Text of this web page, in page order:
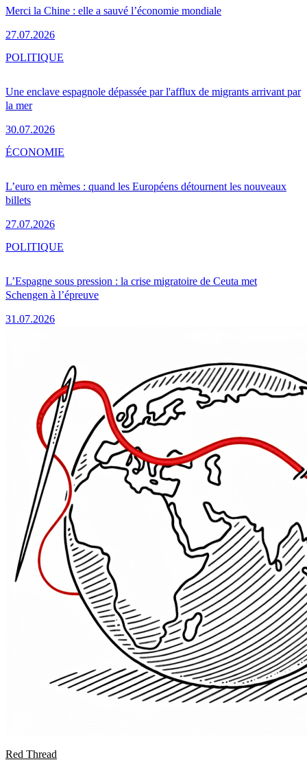
Merci la Chine : elle a sauvé l’économie mondiale
27.07.2026
Une enclave espagnole dépassée par l'afflux de migrants arrivant par
la mer
30.07.2026
POLITIQUE
L’euro en mèmes : quand les Européens détournent les nouveaux
billets
27.07.2026
ÉCONOMIE
L’Espagne sous pression : la crise migratoire de Ceuta met
Schengen à l’épreuve
31.07.2026
POLITIQUE
Red Thread